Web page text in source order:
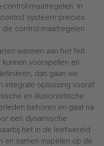
control-maatregelen. In
systeem precies
control maatregelen
wennen aan het feit
voorspellen en
dan gaan we
integrale oplossing vooraf
en illusionistische
behoren en gaat na
een dynamische
het in de leefwereld
en samen inspelen op de